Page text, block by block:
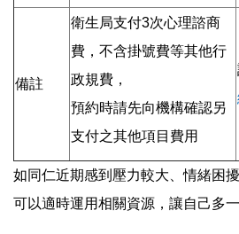
備註
衛生局支付3次心理諮商
費，不含掛號費等其他行
政規費，
預約時請先向機構確認另
支付之其他項目費用
如同仁近期感到壓力較大、情緒困
可以適時運用相關資源，讓自己多